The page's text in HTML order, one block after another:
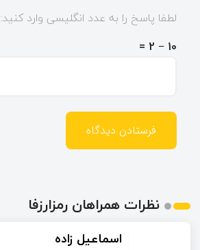
لطفا پاسخ را به عدد انگلیسی وارد کنید:
10 − 2 =
نظرات همراهان رمزارزفا
اسماعیل زاده